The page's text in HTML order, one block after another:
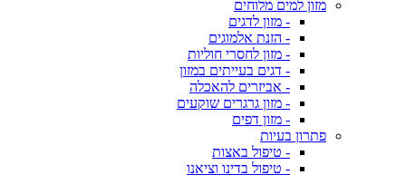
מזון למים מלוחים
- מזון לדגים
- הזנת אלמוגים
- מזון לחסרי חוליות
- דגים בעייתים במזון
- אביזרים להאכלה
- מזון גרגרים שוקעים
- מזון דפים
פתרון בעיות
- טיפול באצות
- טיפול בדינו וציאנו